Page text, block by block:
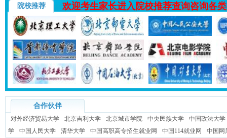
院校推荐 欢迎考生家长进入院校推荐查询咨询各
合作伙伴
对外经济贸易大学 北京吉利大学 北京城市学院 中央民族大学
中国政法大学
学
中国人民大学 清华大学 中国高职高专招生就业网 中国114就业网 中国网